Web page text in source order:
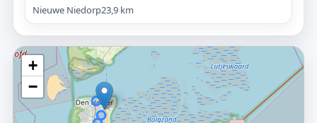
Nieuwe Niedorp23,9 km
+
−